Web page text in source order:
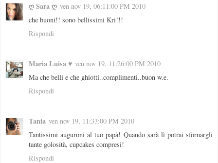
ღ Sara ღ ven nov 19, 06:11:00 PM 2010
che buoni!! sono bellissimi Kri!!!
Rispondi
Maria Luisa ♥ ven nov 19, 11:26:00 PM 2010
Ma che belli e che ghiotti..complimenti..buon w.e.
Rispondi
Tania ven nov 19, 11:33:00 PM 2010
Tantissimi auguroni al tuo papà! Quando sarà lì potrai sfornargli
tante golosità, cupcakes compresi!
Rispondi